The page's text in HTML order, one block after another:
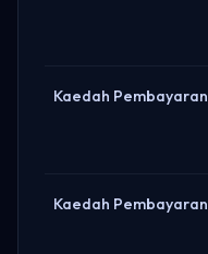
Kaedah Pembayaran
Kaedah Pembayaran